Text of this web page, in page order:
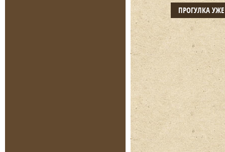
ПРОГУЛКА